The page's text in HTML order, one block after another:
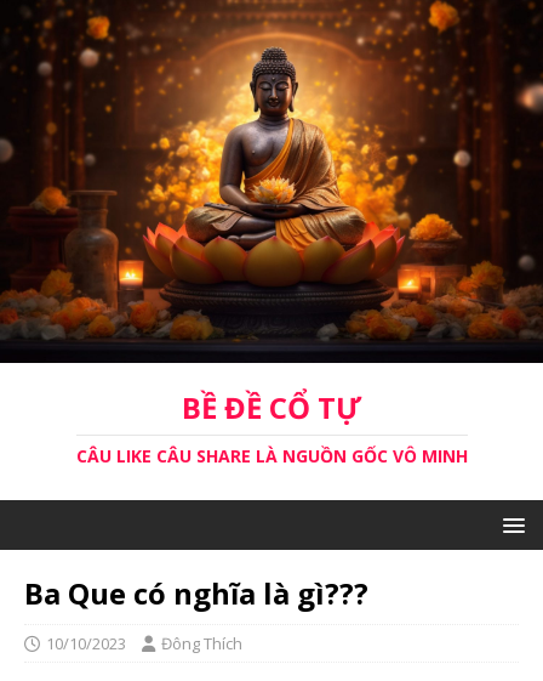
BỀ ĐỀ CỔ TỰ
CÂU LIKE CÂU SHARE LÀ NGUỒN GỐC VÔ MINH
Ba Que có nghĩa là gì???
10/10/2023 Đông Thích